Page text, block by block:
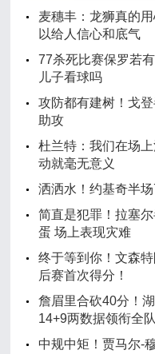
麦穗丰：龙狮真的
以给人信心和底气
77杀死比赛保罗若
儿子看球吗
攻防都有建树！戈
助攻
杜兰特：我们在场
动就毫无意义
洒洒水！约基奇半
简直是犯罪！拉塞
蛋 场上表现灾难
终于等到你！文森
后赛首次得分！
詹眉里合砍40分！
14+9两数据领衔全队
中规中矩！贾马尔-